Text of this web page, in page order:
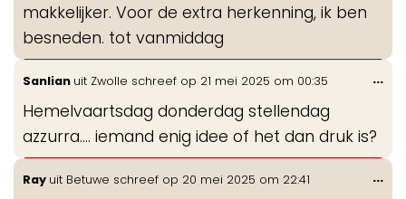
makkelijker. Voor de extra herkenning, ik ben
besneden. tot vanmiddag
Sanlian uit Zwolle schreef op 21 mei 2025 om 00:35
Hemelvaartsdag donderdag stellendag
azzurra.... iemand enig idee of het dan druk is?
...
Ray uit Betuwe schreef op 20 mei 2025 om 22:41 ...